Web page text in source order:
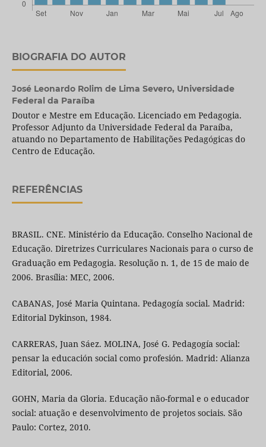
BIOGRAFIA DO AUTOR
José Leonardo Rolim de Lima Severo, Universidade
Federal da Paraíba
Doutor e Mestre em Educação. Licenciado em Pedagogia.
Professor Adjunto da Universidade Federal da Paraíba,
atuando no Departamento de Habilitações Pedagógicas do
Centro de Educação.
REFERÊNCIAS
BRASIL. CNE. Ministério da Educação. Conselho Nacional de
Educação. Diretrizes Curriculares Nacionais para o curso de
Graduação em Pedagogia. Resolução n. 1, de 15 de maio de
2006. Brasília: MEC, 2006.
CABANAS, José Maria Quintana. Pedagogía social. Madrid:
Editorial Dykinson, 1984.
CARRERAS, Juan Sáez. MOLINA, José G. Pedagogía social:
pensar la educación social como profesión. Madrid: Alianza
Editorial, 2006.
GOHN, Maria da Gloria. Educação não-formal e o educador
social: atuação e desenvolvimento de projetos sociais. São
Paulo: Cortez, 2010.